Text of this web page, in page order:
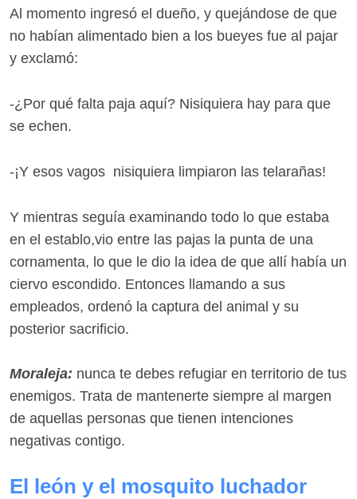
Al momento ingresó el dueño, y quejándose de que
no habían alimentado bien a los bueyes fue al pajar
y exclamó:
-¿Por qué falta paja aquí? Nisiquiera hay para que
se echen.
-¡Y esos vagos nisiquiera limpiaron las telarañas!
Y mientras seguía examinando todo lo que estaba
en el establo,vio entre las pajas la punta de una
cornamenta, lo que le dio la idea de que allí había un
ciervo escondido. Entonces llamando a sus
empleados, ordenó la captura del animal y su
posterior sacrificio.
Moraleja: nunca te debes refugiar en territorio de tus
enemigos. Trata de mantenerte siempre al margen
de aquellas personas que tienen intenciones
negativas contigo.
El león y el mosquito luchador